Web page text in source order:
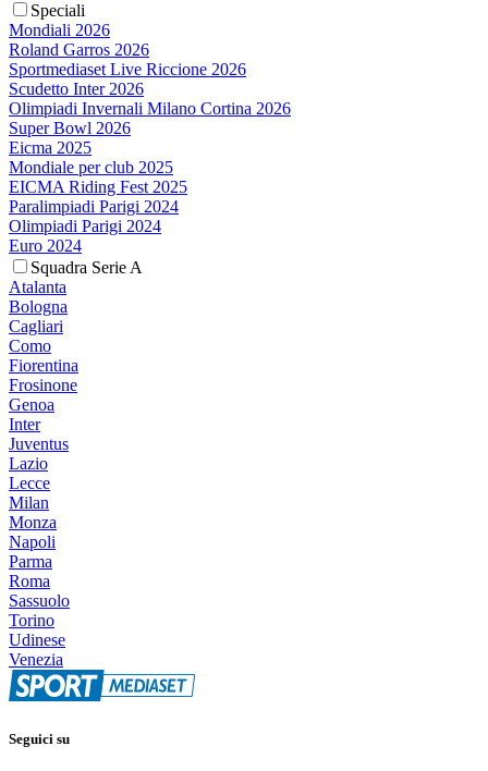
Speciali
Mondiali 2026
Roland Garros 2026
Sportmediaset Live Riccione 2026
Scudetto Inter 2026
Olimpiadi Invernali Milano Cortina 2026
Super Bowl 2026
Eicma 2025
Mondiale per club 2025
EICMA Riding Fest 2025
Paralimpiadi Parigi 2024
Olimpiadi Parigi 2024
Euro 2024
Squadra Serie A
Atalanta
Bologna
Cagliari
Como
Fiorentina
Frosinone
Genoa
Inter
Juventus
Lazio
Lecce
Milan
Monza
Napoli
Parma
Roma
Sassuolo
Torino
Udinese
Venezia
Seguici su